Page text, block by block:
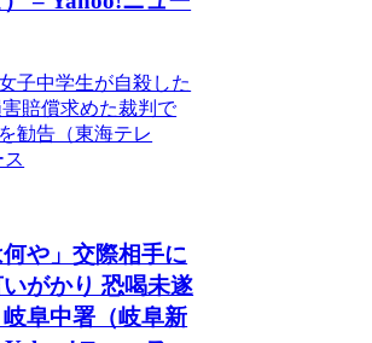
子中学生が自殺した
賠償求めた裁判で
勧告（東海テレ
何や」交際相手に
がかり 恐喝未遂
阜中署（岐阜新